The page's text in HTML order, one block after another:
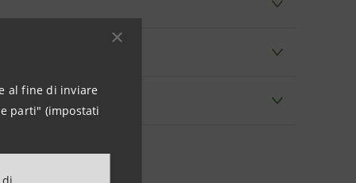
al fine di inviare
parti" (impostati